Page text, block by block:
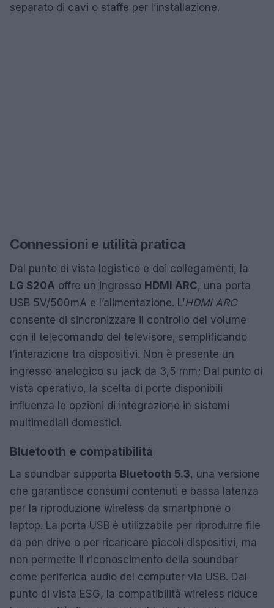
separato di cavi o staffe per l’installazione.
Connessioni e utilità pratica
Dal punto di vista logistico e dei collegamenti, la
LG S20A offre un ingresso HDMI ARC, una porta
USB 5V/500mA e l’alimentazione. L’HDMI ARC
consente di sincronizzare il controllo del volume
con il telecomando del televisore, semplificando
l’interazione tra dispositivi. Non è presente un
ingresso analogico su jack da 3,5 mm; Dal punto di
vista operativo, la scelta di porte disponibili
influenza le opzioni di integrazione in sistemi
multimediali domestici.
Bluetooth e compatibilità
La soundbar supporta Bluetooth 5.3, una versione
che garantisce consumi contenuti e bassa latenza
per la riproduzione wireless da smartphone o
laptop. La porta USB è utilizzabile per riprodurre file
da pen drive o per ricaricare piccoli dispositivi, ma
non permette il riconoscimento della soundbar
come periferica audio del computer via USB. Dal
punto di vista ESG, la compatibilità wireless riduce